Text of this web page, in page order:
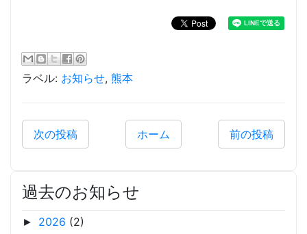
ラベル: お知らせ, 熊本
次の投稿 前の投稿
ホーム
過去のお知らせ
► 2026 (2)